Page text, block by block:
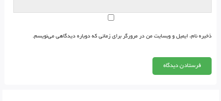
ذخیره نام، ایمیل و وبسایت من در مرورگر برای زمانی که دوباره دیدگاهی می‌نویسم.